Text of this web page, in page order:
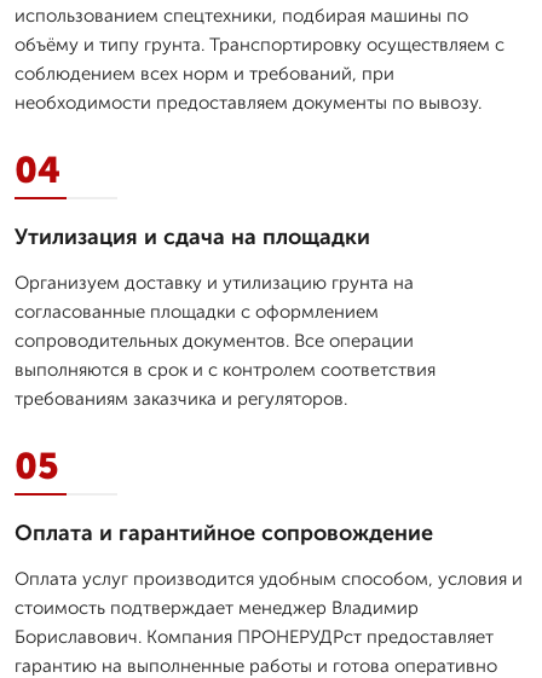
использованием спецтехники, подбирая машины по
объёму и типу грунта. Транспортировку осуществляем с
соблюдением всех норм и требований, при
необходимости предоставляем документы по вывозу.
04
Утилизация и сдача на площадки
Организуем доставку и утилизацию грунта на
согласованные площадки с оформлением
сопроводительных документов. Все операции
выполняются в срок и с контролем соответствия
требованиям заказчика и регуляторов.
05
Оплата и гарантийное сопровождение
Оплата услуг производится удобным способом, условия и
стоимость подтверждает менеджер Владимир
Бориславович. Компания ПРОНЕРУДРст предоставляет
гарантию на выполненные работы и готова оперативно